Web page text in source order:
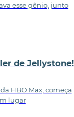
esse gênio, junto
de Jellystone!
HBO Max, começa
lugar